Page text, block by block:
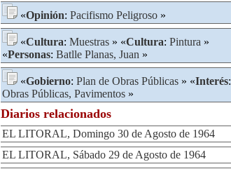
«Opinión: Pacifismo Peligroso »
«Cultura: Muestras » «Cultura: Pintura »
«Personas: Batlle Planas, Juan »
«Gobierno: Plan de Obras Públicas » «Interés:
Obras Públicas, Pavimentos »
Diarios relacionados
EL LITORAL, Domingo 30 de Agosto de 1964
EL LITORAL, Sábado 29 de Agosto de 1964